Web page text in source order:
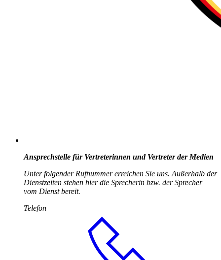
Ansprechstelle für Vertreterinnen und Vertreter der Medien
Unter folgender Rufnummer erreichen Sie uns. Außerhalb der
Dienstzeiten stehen hier die Sprecherin bzw. der Sprecher
vom Dienst bereit.
Telefon